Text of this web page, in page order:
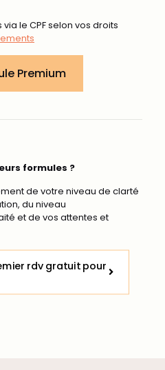
via le CPF selon vos droits
Premium
formules ?
de votre niveau de clarté
du niveau
et de vos attentes et
rdv gratuit pour